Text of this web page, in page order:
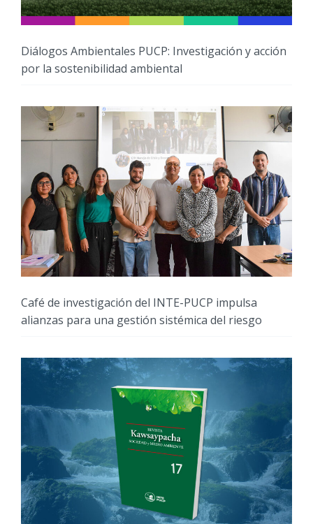
Diálogos Ambientales PUCP: Investigación y acción
por la sostenibilidad ambiental
Café de investigación del INTE-PUCP impulsa
alianzas para una gestión sistémica del riesgo